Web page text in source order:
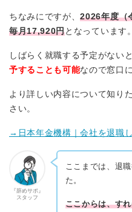
ちなみにですが、2026年度（
毎月17,920円となっています。
しばらく就職する予定がない
予することも可能なので窓口
より詳しい内容について知り
さい。
→日本年金機構｜会社を退職
『辞めサポ』
スタッフ
ここまでは、退
た。
ここからは、す